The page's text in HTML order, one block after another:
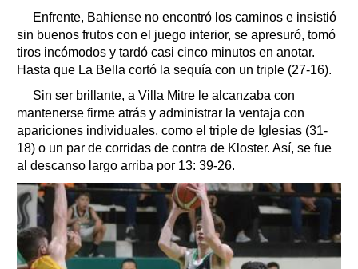
Enfrente, Bahiense no encontró los caminos e insistió
sin buenos frutos con el juego interior, se apresuró, tomó
tiros incómodos y tardó casi cinco minutos en anotar.
Hasta que La Bella cortó la sequía con un triple (27-16).
Sin ser brillante, a Villa Mitre le alcanzaba con
mantenerse firme atrás y administrar la ventaja con
apariciones individuales, como el triple de Iglesias (31-
18) o un par de corridas de contra de Kloster. Así, se fue
al descanso largo arriba por 13: 39-26.